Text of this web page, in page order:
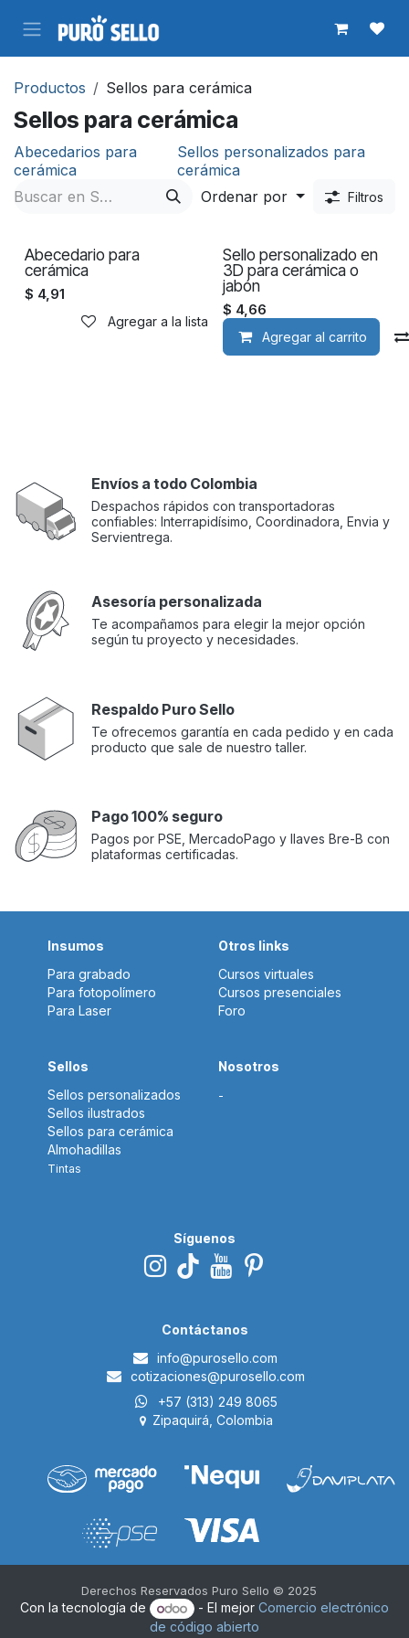
Ir al contenido
Productos Sellos para cerámica
Sellos para cerámica
Abecedarios para
cerámica
Sellos personalizados para
cerámica
Ordenar por
Filtros
Agotado
Abecedario para
cerámica
$ 4,91
Agregar a la lista de deseos
Sello personalizado en
3D para cerámica o
jabón
$ 4,66
Agregar al carrito
Envíos a todo Colombia
Despachos rápidos con transportadoras
confiables: Interrapidísimo, Coordinadora, Envia y
Servientrega.
Asesoría personalizada
Te acompañamos para elegir la mejor opción
según tu proyecto y necesidades.
Respaldo Puro Sello
Te ofrecemos garantía en cada pedido y en cada
producto que sale de nuestro taller.
Pago 100% seguro
Pagos por PSE, MercadoPago y llaves Bre-B con
plataformas certificadas.
Insumos
Para grabado
Para fotopolímero
Para Laser
Sellos
Sellos personalizados
Sellos ilustrados
Sellos para cerámica
Almohadillas
Tintas
Otros links
Cursos virtuales
Cursos presenciales
Foro
Nosotros
-
Síguenos
Contáctanos
i​nfo@purosello.com
cotizaciones@purosello.com
+57 (313) 249 8065
Zipaquirá, Colombia
Derechos Reservados Puro Sello © 2025 ​
Con la tecnología de - El mejor Comercio electrónico
de código abierto